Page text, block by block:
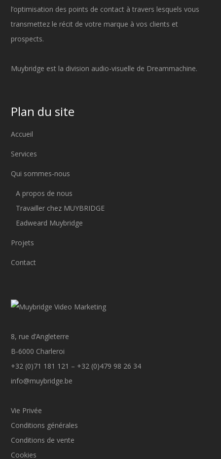
l’optimisation des points de contact à travers lesquels vous
transmettez le récit de votre marque à vos clients et
prospects.
Muybridge est la division audio-visuelle de Dreammachine.
Plan du site
Accueil
Services
Qui sommes-nous
A propos de nous
Travailler chez MUYBRIDGE
Eadweard Muybridge
Projets
Contact
8, rue d’Angleterre
B-6000 Charleroi
+32 (0)71 181 121 – +32 (0)479 98 26 34
info@muybridge.be
Vie Privée
Conditions générales
Conditions de vente
Cookies